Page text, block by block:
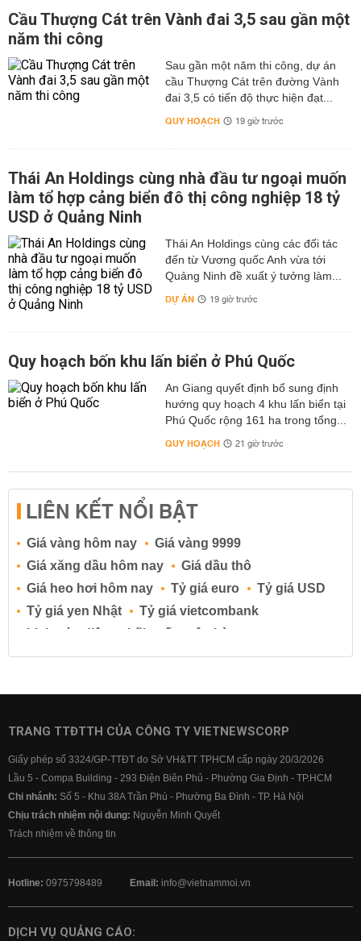
Cầu Thượng Cát trên Vành đai 3,5 sau gần một
năm thi công
Sau gần một năm thi công, dự án
cầu Thượng Cát trên đường Vành
đai 3,5 có tiến độ thực hiện đạt...
QUY HOẠCH 19 giờ trước
Thái An Holdings cùng nhà đầu tư ngoại muốn
làm tổ hợp cảng biển đô thị công nghiệp 18 tỷ
USD ở Quảng Ninh
Thái An Holdings cùng các đối tác
đến từ Vương quốc Anh vừa tới
Quảng Ninh đề xuất ý tưởng làm...
DỰ ÁN 19 giờ trước
Quy hoạch bốn khu lấn biển ở Phú Quốc
An Giang quyết định bổ sung định
hướng quy hoạch 4 khu lấn biển tại
Phú Quốc rộng 161 ha trong tổng...
QUY HOẠCH 21 giờ trước
LIÊN KẾT NỔI BẬT
Giá vàng hôm nay
Giá vàng 9999
Giá xăng dầu hôm nay
Giá dầu thô
Giá heo hơi hôm nay
Tỷ giá euro
Tỷ giá USD
Tỷ giá yen Nhật
Tỷ giá vietcombank
Lịch cúp điện
Lãi suất ngân hàng
Lãi suất tiết kiệm
Lãi suất tiền gửi
Lãi suất ngân hàng BIDV
Lãi suất ngân hàng Vietcombank
TRANG TTĐTTH CỦA CÔNG TY VIETNEWSCORP
Giấy phép số 3324/GP-TTĐT do Sở VH&TT TPHCM cấp ngày 20/3/2026
Lầu 5 - Compa Building - 293 Điện Biên Phủ - Phường Gia Định - TP.HCM
Chi nhánh: Số 5 - Khu 38A Trần Phú - Phường Ba Đình - TP. Hà Nội
Chịu trách nhiệm nội dung: Nguyễn Minh Quyết
Trách nhiệm về thông tin
Hotline: 0975798489 Email: info@vietnammoi.vn
DỊCH VỤ QUẢNG CÁO: